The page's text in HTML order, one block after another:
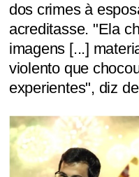
dos crimes à
acreditasse. "Ela
imagens [...]
violento que
experientes", diz